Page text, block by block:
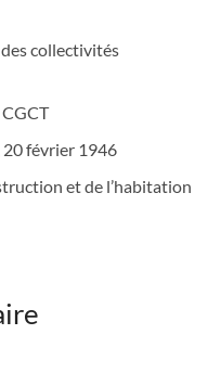
collectivités
20 février 1946
et de l’habitation